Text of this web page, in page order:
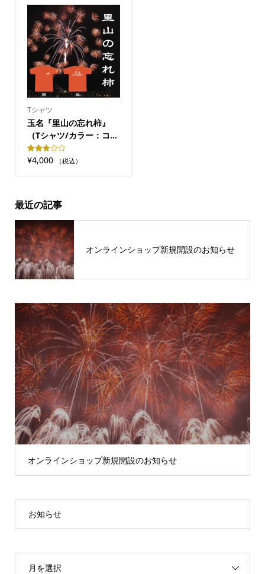
customer
ratings
Tシャツ
玉名『里山の忘れ柿』
（Tシャツ/カラー：コ...
Rated
3.00
1792
ratings
¥4,000 （税込）
最近の記事
オンラインショップ新規開設のお知らせ
オンラインショップ新規開設のお知らせ
お知らせ
月を選択